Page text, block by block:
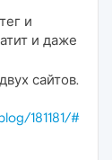
и
и даже
сайтов.
181181/#